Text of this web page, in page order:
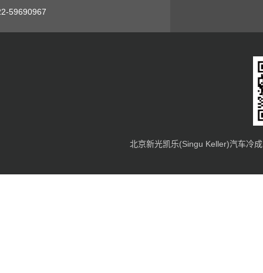
59690967
北京新光凯乐(Singu Keller)汽车冷